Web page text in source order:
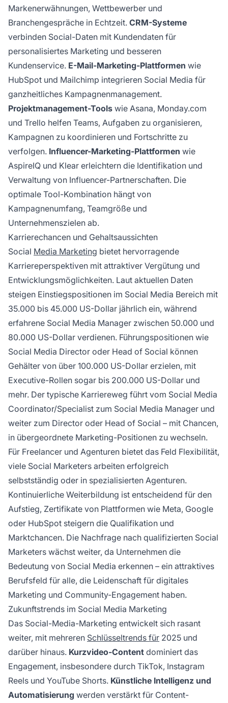
Markenerwähnungen, Wettbewerber und
Branchengespräche in Echtzeit. CRM-Systeme
verbinden Social-Daten mit Kundendaten für
personalisiertes Marketing und besseren
Kundenservice. E-Mail-Marketing-Plattformen wie
HubSpot und Mailchimp integrieren Social Media für
ganzheitliches Kampagnenmanagement.
Projektmanagement-Tools wie Asana, Monday.com
und Trello helfen Teams, Aufgaben zu organisieren,
Kampagnen zu koordinieren und Fortschritte zu
verfolgen. Influencer-Marketing-Plattformen wie
AspireIQ und Klear erleichtern die Identifikation und
Verwaltung von Influencer-Partnerschaften. Die
optimale Tool-Kombination hängt von
Kampagnenumfang, Teamgröße und
Unternehmenszielen ab.
Karrierechancen und Gehaltsaussichten
Social Media Marketing bietet hervorragende
Karriereperspektiven mit attraktiver Vergütung und
Entwicklungsmöglichkeiten. Laut aktuellen Daten
steigen Einstiegspositionen im Social Media Bereich mit
35.000 bis 45.000 US-Dollar jährlich ein, während
erfahrene Social Media Manager zwischen 50.000 und
80.000 US-Dollar verdienen. Führungspositionen wie
Social Media Director oder Head of Social können
Gehälter von über 100.000 US-Dollar erzielen, mit
Executive-Rollen sogar bis 200.000 US-Dollar und
mehr. Der typische Karriereweg führt vom Social Media
Coordinator/Specialist zum Social Media Manager und
weiter zum Director oder Head of Social – mit Chancen,
in übergeordnete Marketing-Positionen zu wechseln.
Für Freelancer und Agenturen bietet das Feld Flexibilität,
viele Social Marketers arbeiten erfolgreich
selbstständig oder in spezialisierten Agenturen.
Kontinuierliche Weiterbildung ist entscheidend für den
Aufstieg, Zertifikate von Plattformen wie Meta, Google
oder HubSpot steigern die Qualifikation und
Marktchancen. Die Nachfrage nach qualifizierten Social
Marketers wächst weiter, da Unternehmen die
Bedeutung von Social Media erkennen – ein attraktives
Berufsfeld für alle, die Leidenschaft für digitales
Marketing und Community-Engagement haben.
Zukunftstrends im Social Media Marketing
Das Social-Media-Marketing entwickelt sich rasant
weiter, mit mehreren Schlüsseltrends für 2025 und
darüber hinaus. Kurzvideo-Content dominiert das
Engagement, insbesondere durch TikTok, Instagram
Reels und YouTube Shorts. Künstliche Intelligenz und
Automatisierung werden verstärkt für Content-